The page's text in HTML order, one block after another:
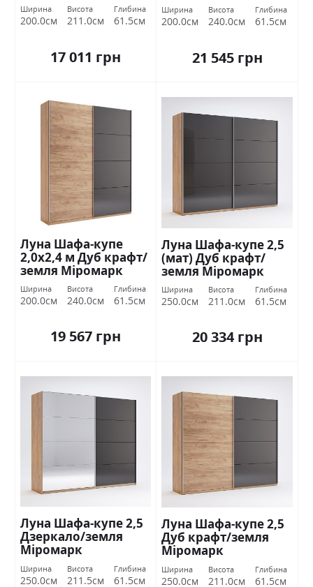
Ширина
200.0см
Висота
211.0см
Глибина
61.5см
17 011 грн
Ширина
200.0см
Висота
240.0см
Глибина
61.5см
21 545 грн
Луна Шафа-купе
2,0х2,4 м Дуб крафт/
земля Міромарк
Ширина
200.0см
Висота
240.0см
Глибина
61.5см
19 567 грн
Луна Шафа-купе 2,5
(мат) Дуб крафт/
земля Міромарк
Ширина
250.0см
Висота
211.0см
Глибина
61.5см
20 334 грн
Луна Шафа-купе 2,5
Дзеркало/земля
Міромарк
Ширина
250.0см
Висота
211.5см
Глибина
61.5см
Луна Шафа-купе 2,5
Дуб крафт/земля
Міромарк
Ширина
250.0см
Висота
211.0см
Глибина
61.5см